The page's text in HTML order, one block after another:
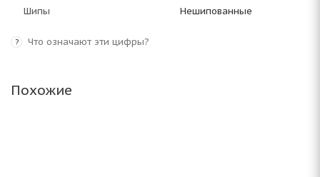
Шипы Нешипованные
? Что означают эти цифры?
Похожие